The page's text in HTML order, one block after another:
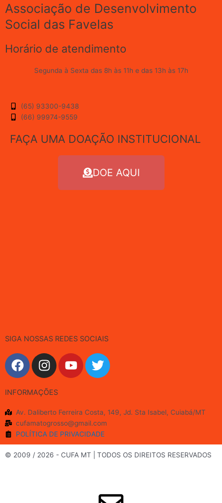
Associação de Desenvolvimento
Social das Favelas
Horário de atendimento
Segunda à Sexta das 8h às 11h e das 13h às 17h
(65) 93300-9438
(66) 99974-9559
FAÇA UMA DOAÇÃO INSTITUCIONAL
DOE AQUI
SIGA NOSSAS REDES SOCIAIS
F
a
e
b
o
o
k
I
n
t
a
g
r
a
m
Y
o
u
b
e
T
w
t
e
r
INFORMAÇÕES
Av. Daliberto Ferreira Costa, 149, Jd. Sta Isabel, Cuiabá/MT
cufamatogrosso@gmail.com
POLÍTICA DE PRIVACIDADE
© 2009 / 2026 - CUFA MT | TODOS OS DIREITOS RESERVADOS